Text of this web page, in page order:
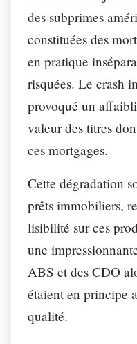
des subprimes
constituées des
en pratique
risquées. Le crash
provoqué un
valeur des titres
ces mortgages.
Cette dégradation
prêts immobiliers,
lisibilité sur ces
une
ABS et des CDO
étaient en principe
qualité.